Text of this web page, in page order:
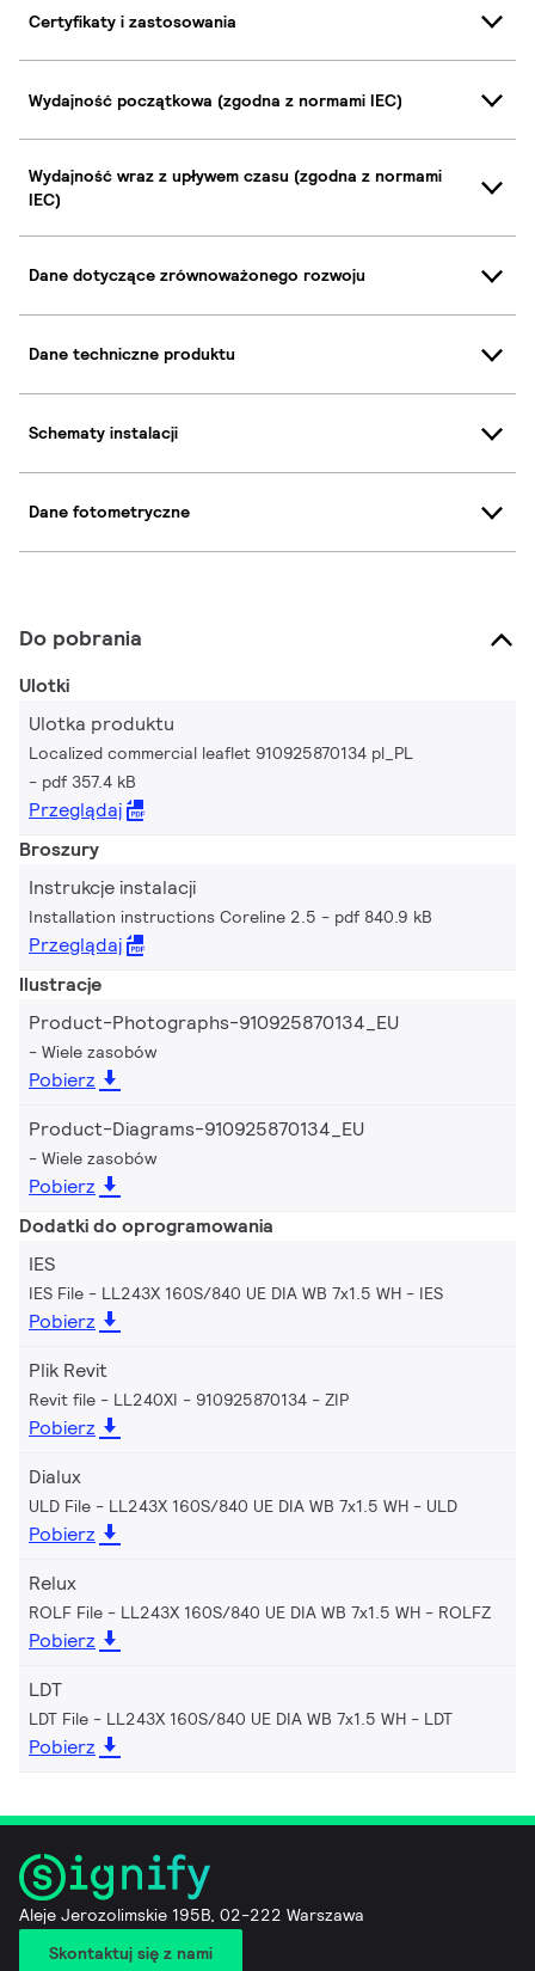
Certyfikaty i zastosowania
Wydajność początkowa (zgodna z normami IEC)
Wydajność wraz z upływem czasu (zgodna z normami
IEC)
Dane dotyczące zrównoważonego rozwoju
Dane techniczne produktu
Schematy instalacji
Dane fotometryczne
Do pobrania
Ulotki
Ulotka produktu
Localized commercial leaflet 910925870134 pl_PL
pdf 357.4 kB
Przeglądaj
Broszury
Instrukcje instalacji
Installation instructions Coreline 2.5 pdf 840.9 kB
Przeglądaj
Ilustracje
Product-Photographs-910925870134_EU
Wiele zasobów
Pobierz
Product-Diagrams-910925870134_EU
Wiele zasobów
Pobierz
Dodatki do oprogramowania
IES
IES File - LL243X 160S/840 UE DIA WB 7x1.5 WH IES
Pobierz
Plik Revit
Revit file - LL240XI - 910925870134 ZIP
Pobierz
Dialux
ULD File - LL243X 160S/840 UE DIA WB 7x1.5 WH ULD
Pobierz
Relux
ROLF File - LL243X 160S/840 UE DIA WB 7x1.5 WH ROLFZ
Pobierz
LDT
LDT File - LL243X 160S/840 UE DIA WB 7x1.5 WH LDT
Pobierz
Aleje Jerozolimskie 195B, 02-222 Warszawa
Skontaktuj się z nami